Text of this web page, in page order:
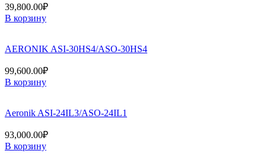
39,800.00₽
В корзину
AERONIK ASI-30HS4/ASO-30HS4
99,600.00₽
В корзину
Aeronik ASI-24IL3/ASO-24IL1
93,000.00₽
В корзину